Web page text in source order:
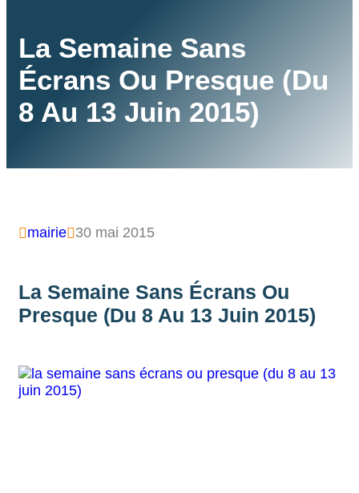
La Semaine Sans
Écrans Ou Presque (du
8 Au 13 Juin 2015)
mairie30 mai 2015
La Semaine Sans Écrans Ou
Presque (du 8 Au 13 Juin 2015)